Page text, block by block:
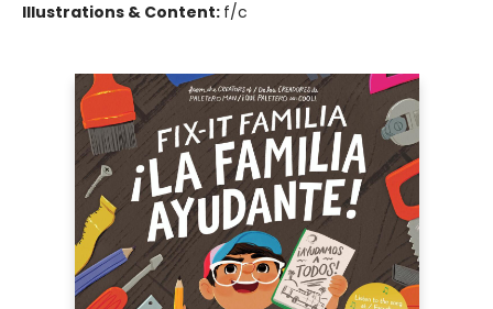
Illustrations & Content: f/c